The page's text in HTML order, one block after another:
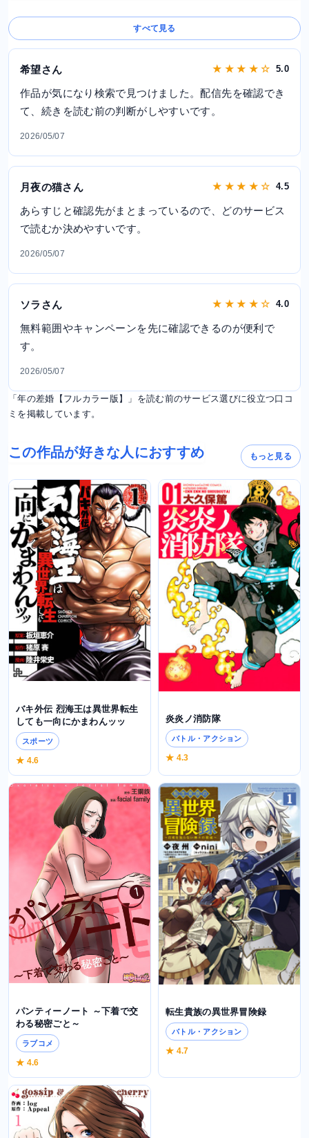
すべて見る
希望さん ★ ★ ★ ★ ☆ 5.0
作品が気になり検索で見つけました。配信先を確認でき
て、続きを読む前の判断がしやすいです。
2026/05/07
月夜の猫さん ★ ★ ★ ★ ☆ 4.5
あらすじと確認先がまとまっているので、どのサービス
で読むか決めやすいです。
2026/05/07
ソラさん ★ ★ ★ ★ ☆ 4.0
無料範囲やキャンペーンを先に確認できるのが便利で
す。
2026/05/07
「年の差婚【フルカラー版】」を読む前のサービス選びに役立つ口コ
ミを掲載しています。
この作品が好きな人におすすめ もっと見る
バキ外伝 烈海王は異世界転生
しても一向にかまわんッッ
スポーツ
★ 4.6
炎炎ノ消防隊
バトル・アクション
★ 4.3
パンティーノート ～下着で交
わる秘密ごと～
ラブコメ
★ 4.6
転生貴族の異世界冒険録
バトル・アクション
★ 4.7